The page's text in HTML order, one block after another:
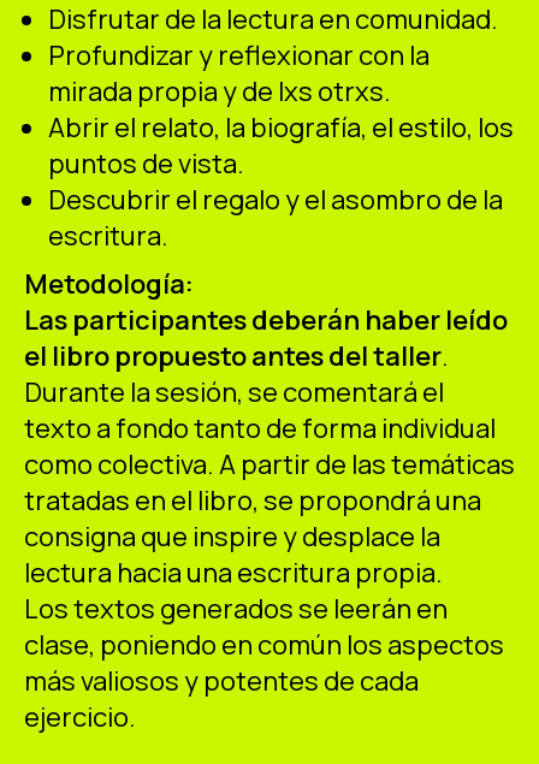
Disfrutar de la lectura en comunidad.
Profundizar y reflexionar con la
mirada propia y de lxs otrxs.
Abrir el relato, la biografía, el estilo, los
puntos de vista.
Descubrir el regalo y el asombro de la
escritura.
Metodología:
Las participantes deberán haber leído
el libro propuesto antes del taller.
Durante la sesión, se comentará el
texto a fondo tanto de forma individual
como colectiva. A partir de las temáticas
tratadas en el libro, se propondrá una
consigna que inspire y desplace la
lectura hacia una escritura propia.
Los textos generados se leerán en
clase, poniendo en común los aspectos
más valiosos y potentes de cada
ejercicio.